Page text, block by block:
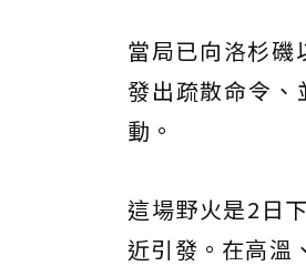
當局已向洛杉
發出疏散命令
動。
這場野火是2日
近引發。在高溫